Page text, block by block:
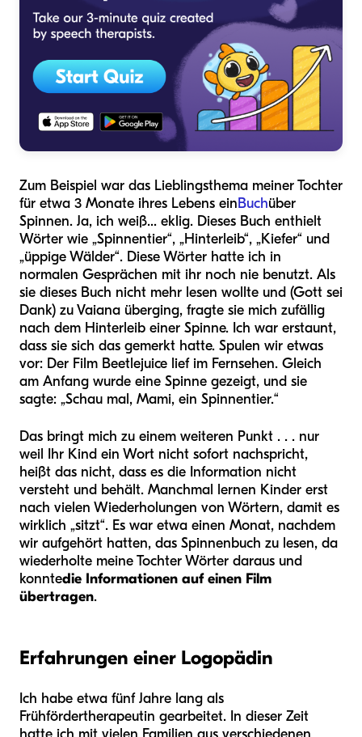
Zum Beispiel war das Lieblingsthema meiner Tochter
für etwa 3 Monate ihres Lebens einBuchüber
Spinnen. Ja, ich weiß... eklig. Dieses Buch enthielt
Wörter wie „Spinnentier“, „Hinterleib“, „Kiefer“ und
„üppige Wälder“. Diese Wörter hatte ich in
normalen Gesprächen mit ihr noch nie benutzt. Als
sie dieses Buch nicht mehr lesen wollte und (Gott sei
Dank) zu Vaiana überging, fragte sie mich zufällig
nach dem Hinterleib einer Spinne. Ich war erstaunt,
dass sie sich das gemerkt hatte. Spulen wir etwas
vor: Der Film Beetlejuice lief im Fernsehen. Gleich
am Anfang wurde eine Spinne gezeigt, und sie
sagte: „Schau mal, Mami, ein Spinnentier.“
Das bringt mich zu einem weiteren Punkt . . . nur
weil Ihr Kind ein Wort nicht sofort nachspricht,
heißt das nicht, dass es die Information nicht
versteht und behält. Manchmal lernen Kinder erst
nach vielen Wiederholungen von Wörtern, damit es
wirklich „sitzt“. Es war etwa einen Monat, nachdem
wir aufgehört hatten, das Spinnenbuch zu lesen, da
wiederholte meine Tochter Wörter daraus und
konntedie Informationen auf einen Film
übertragen.
Erfahrungen einer Logopädin
Ich habe etwa fünf Jahre lang als
Frühfördertherapeutin gearbeitet. In dieser Zeit